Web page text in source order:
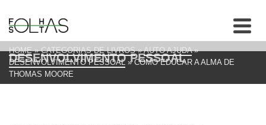
DESENVOLVIMENTO PESSOAL
HOME » CATEGORIAS DE LIVROS » AUTO AJUDA »
DESENVOLVIMENTO PESSOAL » COMO EDUCAR A ALMA DE
THOMAS MOORE